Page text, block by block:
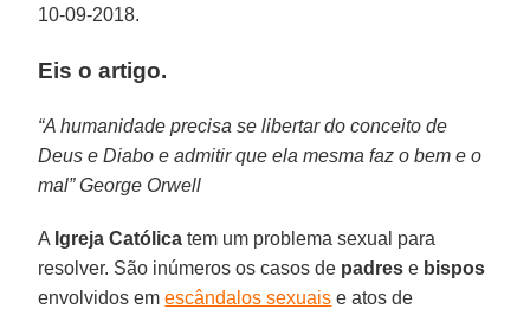
10-09-2018.
Eis o artigo.
“A humanidade precisa se libertar do conceito de
Deus e Diabo e admitir que ela mesma faz o bem e o
mal” George Orwell
A Igreja Católica tem um problema sexual para
resolver. São inúmeros os casos de padres e bispos
envolvidos emescândalos sexuais e atos de